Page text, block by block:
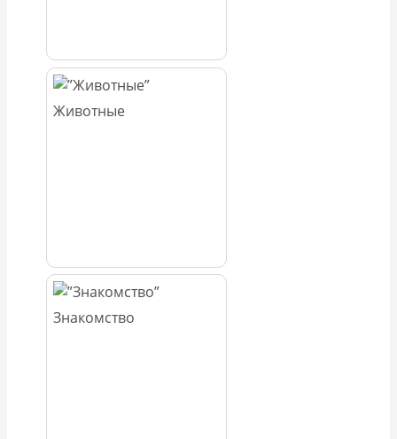
Животные
Знакомство